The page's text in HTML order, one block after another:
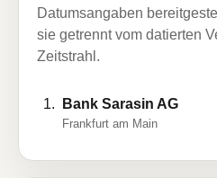
Datumsangaben
sie getrennt vom datierten
Zeitstrahl.
Bank Sarasin AG
Frankfurt am Main